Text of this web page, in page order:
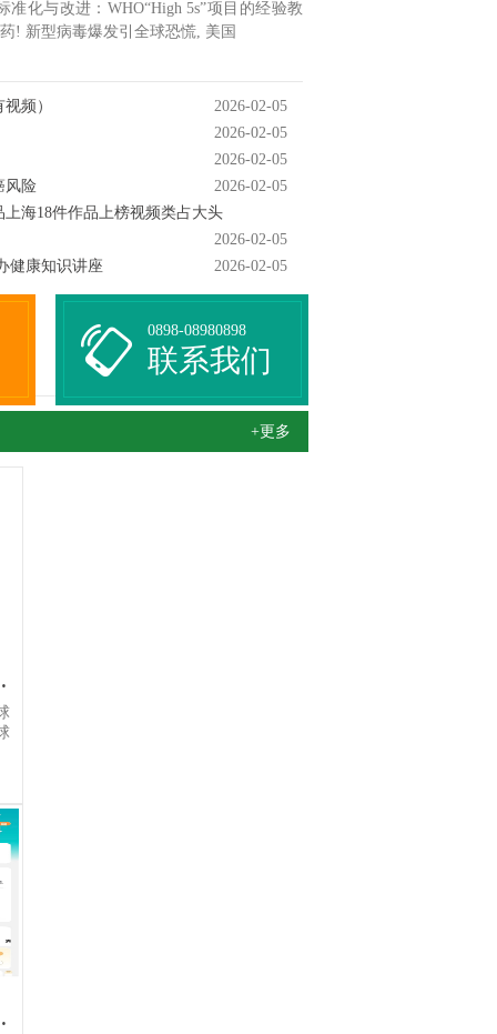
与改进：WHO“High 5s”项目的经验教
新型病毒爆发引全球恐慌, 美国
频）
2026-02-05
2026-02-05
2026-02-05
风险
2026-02-05
海18件作品上榜视频类占大头
2026-02-05
健康知识讲座
2026-02-05
0898-08980898
联系我们
+更多
新篇章
守护患者全